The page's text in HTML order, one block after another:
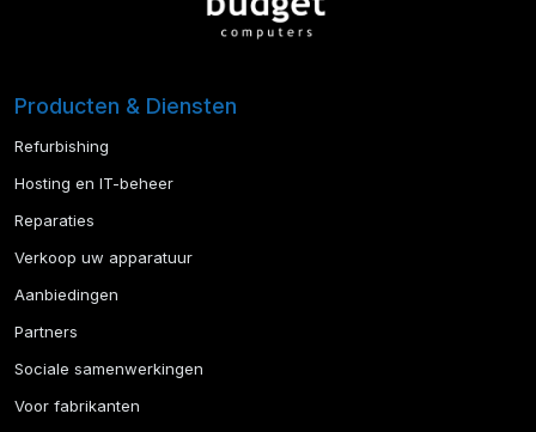
Producten & Diensten
Refurbishing
Hosting en IT-beheer
Reparaties
Verkoop uw apparatuur
Aanbiedingen
Partners
Sociale samenwerkingen
Voor fabrikanten